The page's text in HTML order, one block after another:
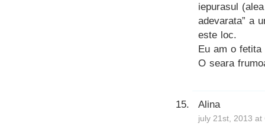
iepurasul
adevarata” a
este loc.
Eu am o
O seara
Alina
july 21st, 2013 at